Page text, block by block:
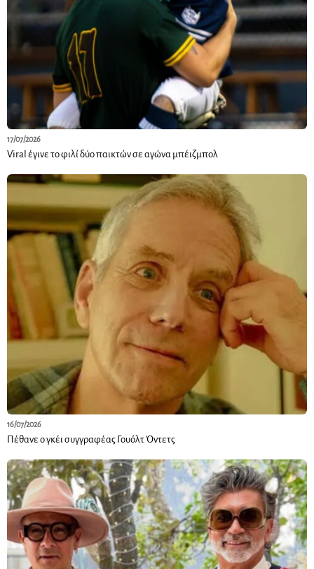
17/07/2026
Viral έγινε το φιλί δύο παικτών σε αγώνα μπέιζμπολ
16/07/2026
Πέθανε ο γκέι συγγραφέας Γουόλτ Όντετς